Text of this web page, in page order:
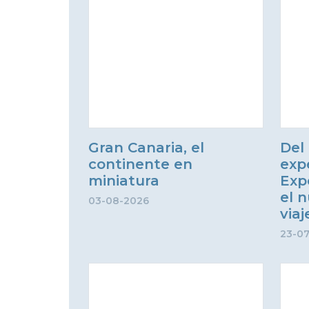
Gran Canaria, el
continente en
miniatura
03-08-2026
el
23-